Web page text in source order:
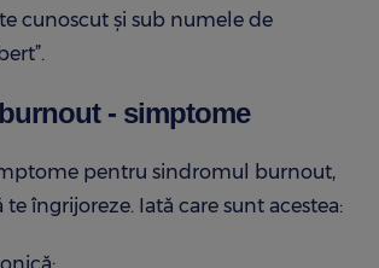
cunoscut și sub numele de
- simptome
pentru sindromul burnout,
te îngrijoreze. Iată care sunt acestea: